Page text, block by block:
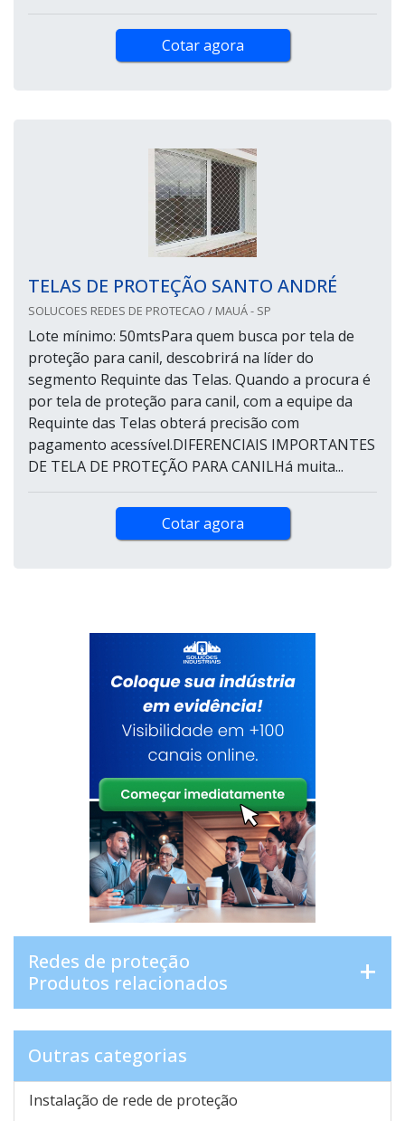
Cotar agora
TELAS DE PROTEÇÃO SANTO ANDRÉ
SOLUCOES REDES DE PROTECAO / MAUÁ - SP
Lote mínimo: 50mtsPara quem busca por tela de
proteção para canil, descobrirá na líder do
segmento Requinte das Telas. Quando a procura é
por tela de proteção para canil, com a equipe da
Requinte das Telas obterá precisão com
pagamento acessível.DIFERENCIAIS IMPORTANTES
DE TELA DE PROTEÇÃO PARA CANILHá muita...
Cotar agora
Redes de proteção
Produtos relacionados
Outras categorias
Instalação de rede de proteção